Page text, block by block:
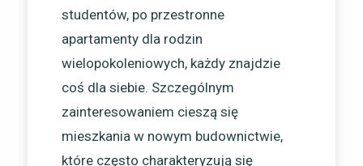
studentów, po przestronne
apartamenty dla rodzin
wielopokoleniowych, każdy znajdzie
coś dla siebie. Szczególnym
zainteresowaniem cieszą się
mieszkania w nowym budownictwie,
które często charakteryzują się